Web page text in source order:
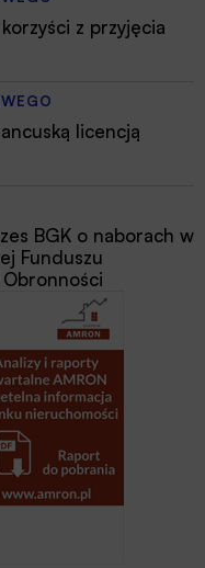
z przyjęcia
licencją
BGK o naborach w
Funduszu